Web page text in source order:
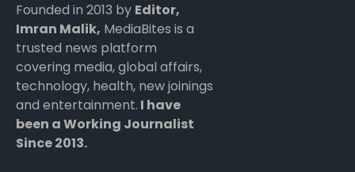
Founded in 2013 by Editor,
Imran Malik, MediaBites is a
trusted news platform
covering media, global affairs,
technology, health, new joinings
and entertainment. I have
been a Working Journalist
Since 2013.